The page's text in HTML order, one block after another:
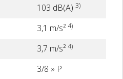
103 dB(A) 3)
3,1 m/s² 4)
3,7 m/s² 4)
3/8 » P